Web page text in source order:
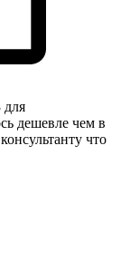
для
дешевле чем в
что